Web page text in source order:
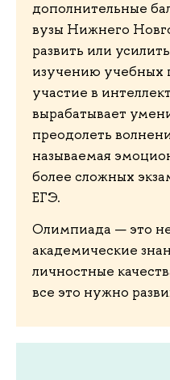
дополнительные
вузы Нижнего
развить или
изучению учебных
участие в
вырабатывает
преодолеть
называемая
более сложных
ЕГЭ.
Олимпиада — это
академические
личностные
все это нужно